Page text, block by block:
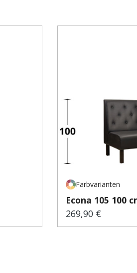
Farbvarianten
Econa 105 100
Regulärer Preis:
269,90 €